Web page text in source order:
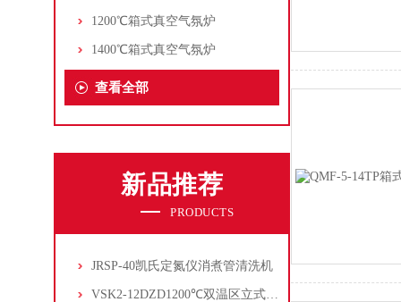
1200℃箱式真空气氛炉
1400℃箱式真空气氛炉
查看全部
新品推荐
PRODUCTS
JRSP-40凯氏定氮仪消煮管清洗机
VSK2-12DZD1200℃双温区立式管式炉